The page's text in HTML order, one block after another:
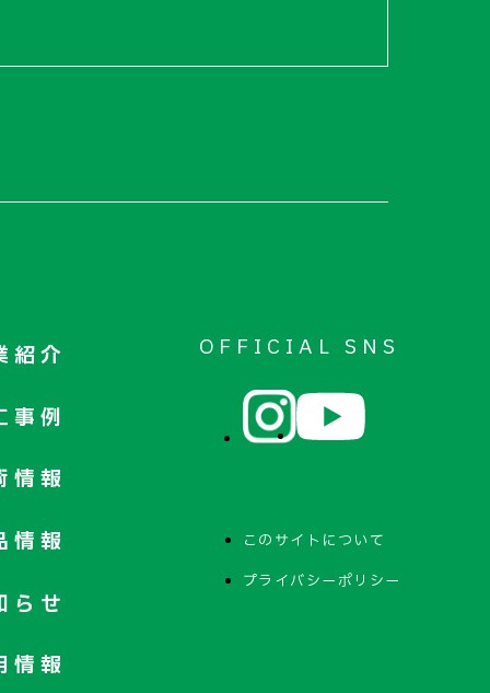
OFFICIAL SNS
紹介
事例
情報
情報
らせ
情報
このサイトについて
プライバシーポリシー